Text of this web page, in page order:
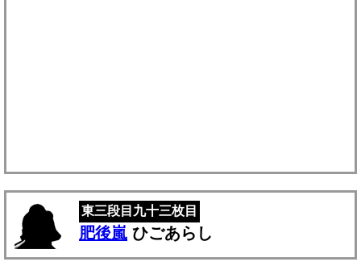
東三段目九十三枚目
肥後嵐 ひごあらし